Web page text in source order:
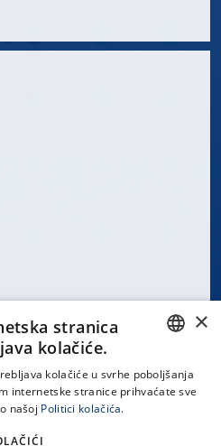
CROATIAN
×
stranica
kolačiće.
kolačiće u svrhe poboljšanja
internetske stranice prihvaćate sve
našoj Politici kolačića.